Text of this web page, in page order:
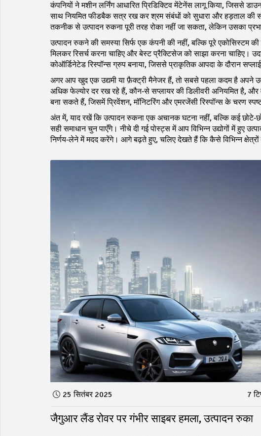
कंपनियों ने मशीन लर्निंग आधारित प्रिडिक्टिव मेंटेनेंस लागू किया, जिससे
साथ नियमित फीडबैक सत्र रख कर श्रम संबंधों को सुधारा और हड़ताल की
तकनीक से उत्पादन रुकना पूरी तरह रोका नहीं जा सकता, लेकिन उसका
उत्पादन रुकने की समस्या सिर्फ एक कंपनी की नहीं, बल्कि पूरे एकोसिस्टम
मिलकर रिसर्च करना चाहिए और बेस्ट प्रैक्टिसेज को साझा करना चाहिए।
कोऑर्डिनेटेड रिस्पॉन्स ग्रुप बनाया, जिससे प्राकृतिक आपदा के दौरान
अगर आप खुद एक उद्यमी या फ़ैक्ट्री मैनेजर हैं, तो सबसे पहला कदम है अपने
अधिक फेल्योर दर रख रहे हैं, कौन‑से सप्लायर की डिलीवरी अनियमित है,
बना सकते हैं, जिसमें प्रिवेंशन, मॉनिटरिंग और एमरजेंसी रिस्पॉन्स के चरण
अंत में, याद रखें कि उत्पादन रुकना एक अचानक घटना नहीं, बल्कि कई
सही समाधान चुन पाएँगे। नीचे दी गई पोस्ट्स में आप विभिन्न उद्योगों में
निर्णय‑लेने में मदद करेंगे। आगे बढ़ते हुए, चलिए देखते हैं कि कैसे विभिन्न
25 सितंबर 2025 7
जैगुआर लैंड रोवर पर गंभीर साइबर हमला, उत्पादन रुका